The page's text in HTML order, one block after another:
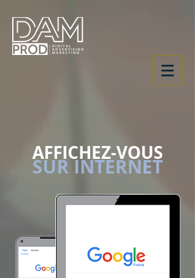
AFFICHEZ-VOUS
SUR INTERNET